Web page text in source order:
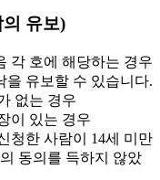
유보)
각 호에 해당하는 경우
을 유보할 수 있습니다.
없는 경우
이 있는 경우
청한 사람이 14세 미만
동의를 득하지 않았